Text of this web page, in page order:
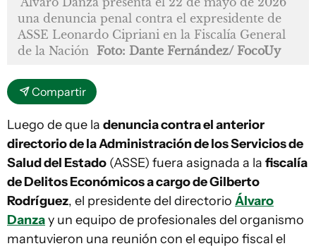
una denuncia penal contra el expresidente de
ASSE Leonardo Cipriani en la Fiscalía General
de la Nación
Foto: Dante Fernández/ FocoUy
Compartir
Luego de que la denuncia contra el anterior
directorio de la Administración de los Servicios de
Salud del Estado (ASSE) fuera asignada a la fiscalía
de Delitos Económicos a cargo de Gilberto
Rodríguez, el presidente del directorio Álvaro
Danzay un equipo de profesionales del organismo
mantuvieron una reunión con el equipo fiscal el